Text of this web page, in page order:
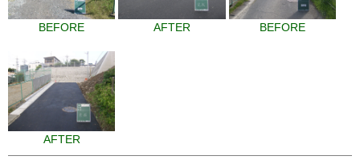
BEFORE AFTER BEFORE
AFTER